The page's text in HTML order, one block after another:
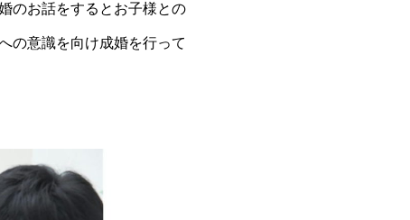
のお話をするとお子様との
の意識を向け成婚を行って